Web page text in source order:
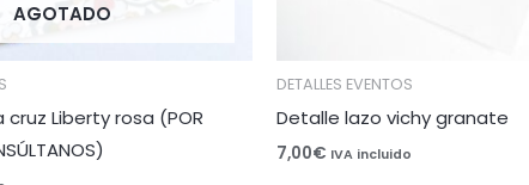
AGOTADO
Liberty rosa (POR
DETALLES EVENTOS
Detalle lazo vichy granate
7,00€ IVA incluido